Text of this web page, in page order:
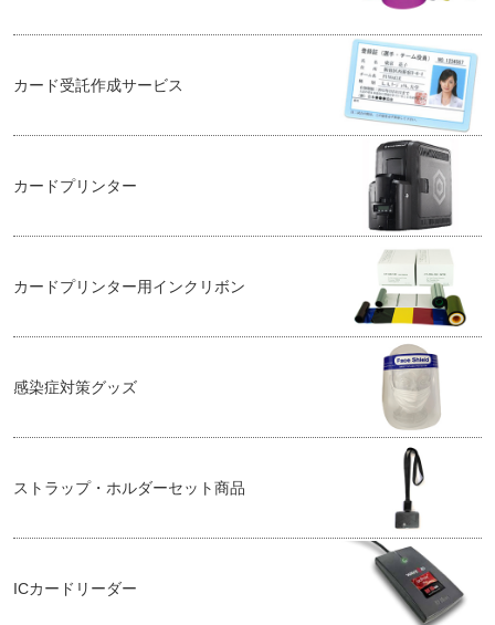
カード受託作成サービス
カードプリンター
カードプリンター用インクリボン
感染症対策グッズ
ストラップ・ホルダーセット商品
ICカードリーダー